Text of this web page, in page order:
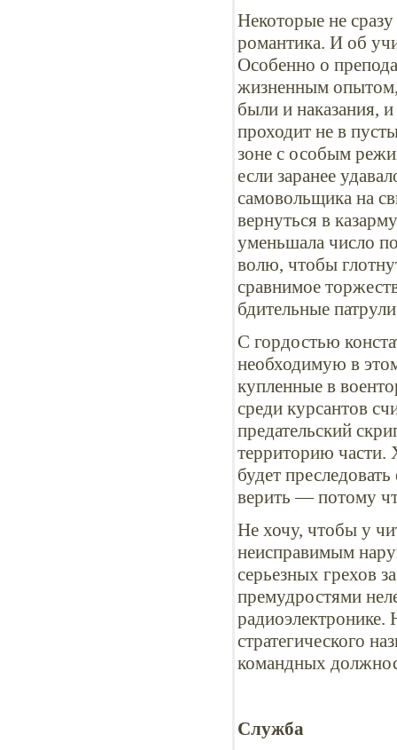
Некоторые не
романтика. И об
Особенно о
жизненным
были и наказания,
проходит не в
зоне с особым
если заранее
самовольщика на
вернуться в
уменьшала число
волю, чтобы
сравнимое
бдительные
С гордостью
необходимую в
купленные в
среди курсантов
предательский
территорию части.
будет
верить — потому
Не хочу, чтобы у
неисправимым
серьезных грехов
премудростями
радиоэлектронике.
стратегического
командных
Служба